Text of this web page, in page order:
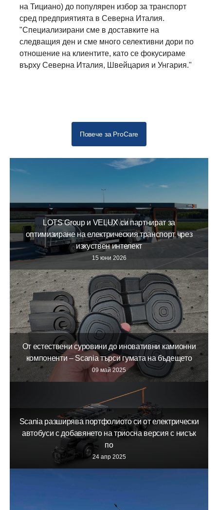
на Тициано) до популярен избор за транспорт
сред предприятията в Северна Италия.
"Специализирани сме в доставките на
следващия ден и сме много селективни дори по
отношение на клиентите, като се фокусираме
върху Северна Италия, Швейцария и Унгария."
Повече за ProCare
LOTS Group и VELUX си партнират за
оптимизиране на електрическия транспорт чрез
изкуствен интелект
15 юни 2026
От естествени суровини до иновативни камионни
компоненти – Scania търси гумата на бъдещето
09 май 2025
Scania разширява портфолиото си от електрически
автобуси с добавянето на триосна версия с нисък
по
24 апр 2025